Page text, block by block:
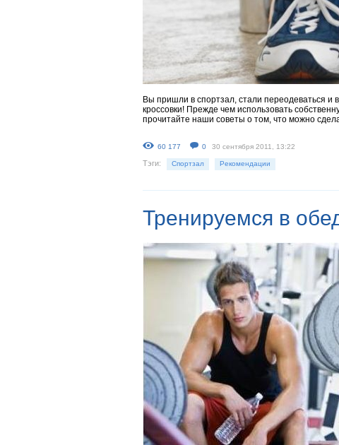
Вы пришли в спортзал, стали переодеваться и
кроссовки! Прежде чем использовать
прочитайте наши советы о том, что можно
60 177 0 30 сентября 2011, 13:22
Тэги: Спортзал Рекомендации
Тренируемся в